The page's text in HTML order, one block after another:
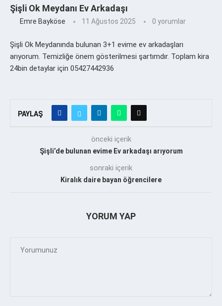
Şişli Ok Meydanı Ev Arkadaşı
Emre Bayköse 11 Ağustos 2025 0 yorumlar
Şişli Ok Meydanında bulunan 3+1 evime ev arkadaşları
arıyorum. Temizliğe önem gösterilmesi şartımdır. Toplam kira
24bin detaylar için 05427442936
PAYLAŞ
önceki içerik
Şişli’de bulunan evime Ev arkadaşı arıyorum
sonraki içerik
Kiralık daire bayan öğrencilere
YORUM YAP